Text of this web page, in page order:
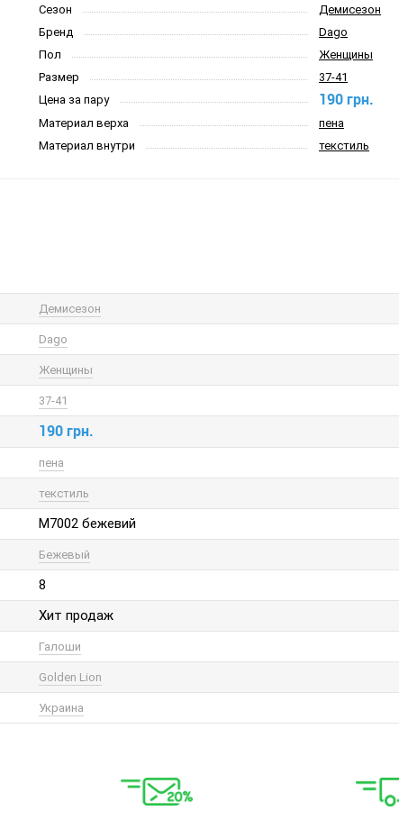
Сезон
Демисезон
Бренд
Dago
Пол
Женщины
Размер
37-41
Цена за пару
190 грн.
Материал верха
пена
Материал внутри
текстиль
Демисезон
Dago
Женщины
37-41
190 грн.
пена
текстиль
M7002 бежевий
Бежевый
8
Хит продаж
Галоши
Golden Lion
Украина